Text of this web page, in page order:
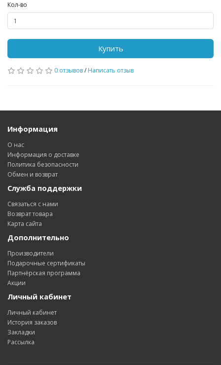
Кол-во
Купить
0 отзывов/ Написать отзыв
Информация
О нас
Информация о доставке
Политика безопасности
Обмен и возврат
Служба поддержки
Связаться с нами
Возврат товара
Карта сайта
Дополнительно
Производители
Подарочные сертификаты
Партнёрская программа
Акции
Личный кабинет
Личный кабинет
История заказов
Закладки
Рассылка